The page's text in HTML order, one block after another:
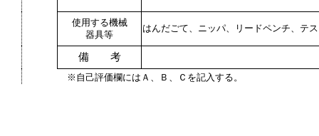
使用する機械
器具等
はんだごて、ニッパ、リードペンチ、テ
備 考
※自己評価欄にはＡ、Ｂ、Ｃを記入する。